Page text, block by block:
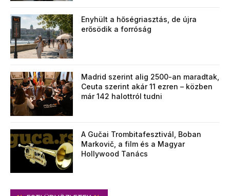
Enyhült a hőségriasztás, de újra
erősödik a forróság
Madrid szerint alig 2500-an maradtak,
Ceuta szerint akár 11 ezren – közben
már 142 halottról tudni
A Gučai Trombitafesztivál, Boban
Markovič, a film és a Magyar
Hollywood Tanács